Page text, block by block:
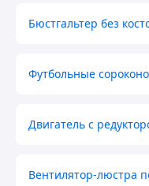
Бюстгальтер без
Футбольные
Двигатель с
Вентилятор-люстра